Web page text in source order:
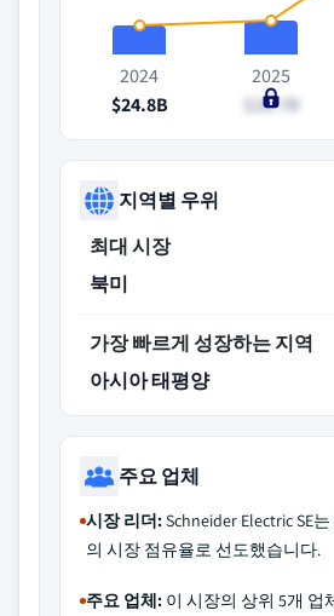
2024
$24.8B
2025
$28.7B
지역별 우위
최대 시장
북미
가장 빠르게 성장하는 지역
아시아 태평양
주요 업체
시장 리더:Schneider Electric SE는
의 시장 점유율로 선도했습니다.
주요 업체: 이 시장의 상위 5개 업